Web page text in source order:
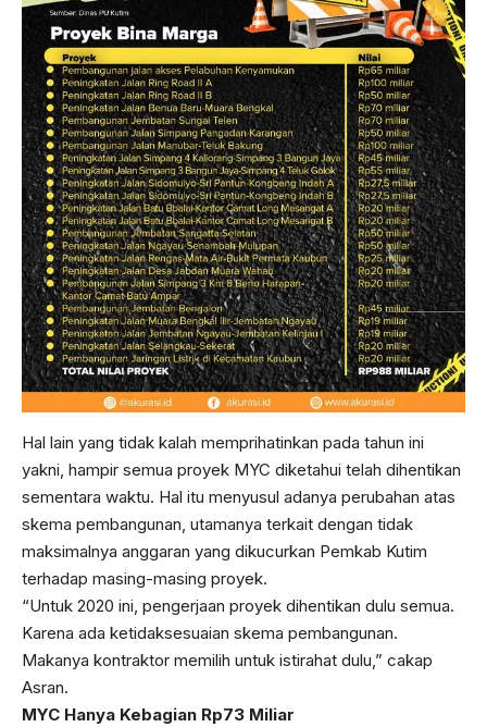
Hal lain yang tidak kalah memprihatinkan pada tahun ini
yakni, hampir semua proyek MYC diketahui telah dihentikan
sementara waktu. Hal itu menyusul adanya perubahan atas
skema pembangunan, utamanya terkait dengan tidak
maksimalnya anggaran yang dikucurkan Pemkab Kutim
terhadap masing-masing proyek.
“Untuk 2020 ini, pengerjaan proyek dihentikan dulu semua.
Karena ada ketidaksesuaian skema pembangunan.
Makanya kontraktor memilih untuk istirahat dulu,” cakap
Asran.
MYC Hanya Kebagian Rp73 Miliar